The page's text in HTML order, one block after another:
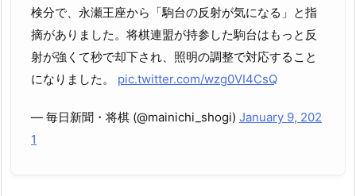
検分で、永瀬王座から「駒台の反射が気になる」と指
摘がありました。将棋連盟が持参した駒台はもっと反
射が強くて秒で却下され、照明の調整で対応すること
になりました。 pic.twitter.com/wzg0VI4CsQ
— 毎日新聞・将棋 (@mainichi_shogi) January 9, 202
1